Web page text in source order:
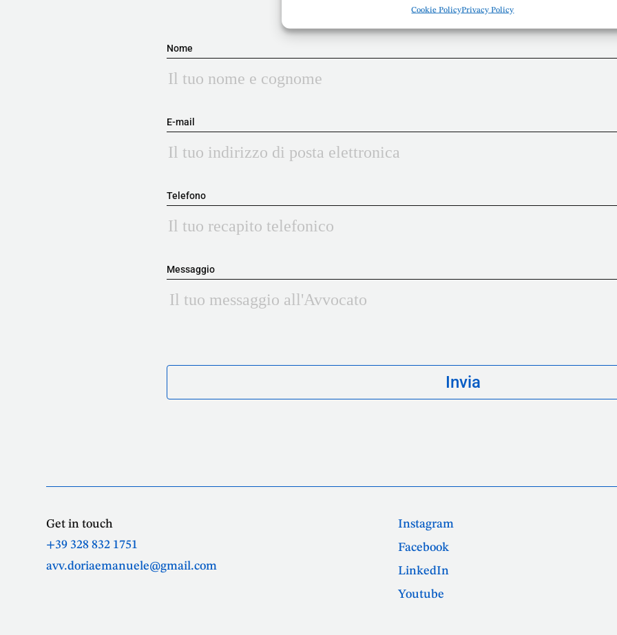
Cookie PolicyPrivacy Policy
Nome
E-mail
Telefono
Messaggio
Get in touch
+39 328 832 1751
avv.doriaemanuele@gmail.com
Instagram
Facebook
LinkedIn
Youtube